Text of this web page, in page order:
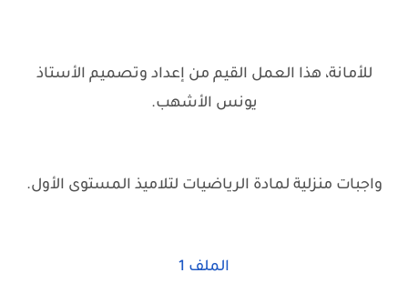
للأمانة، هذا العمل القيم من إعداد وتصميم الأستاذ
يونس الأشهب.
واجبات منزلية لمادة الرياضيات لتلاميذ المستوى الأول.
الملف 1